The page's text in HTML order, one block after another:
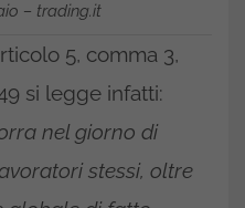
– trading.it
5, comma 3,
si legge infatti:
nel giorno di
stessi, oltre